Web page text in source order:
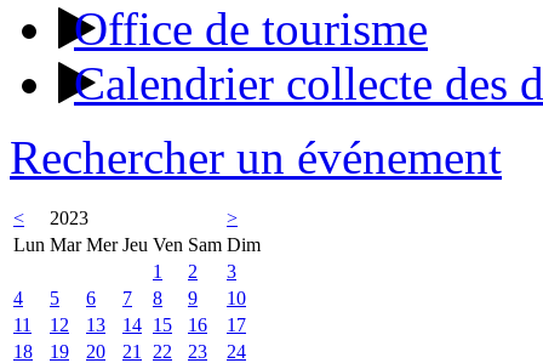
Office de tourisme
Calendrier collecte des
Rechercher un événement
< 2023
>
Lun Mar Mer Jeu Ven Sam Dim
1
2
3
4
5 6 7 8 9
10
11
12 13 14 15 16
17
18
19 20 21 22 23
24